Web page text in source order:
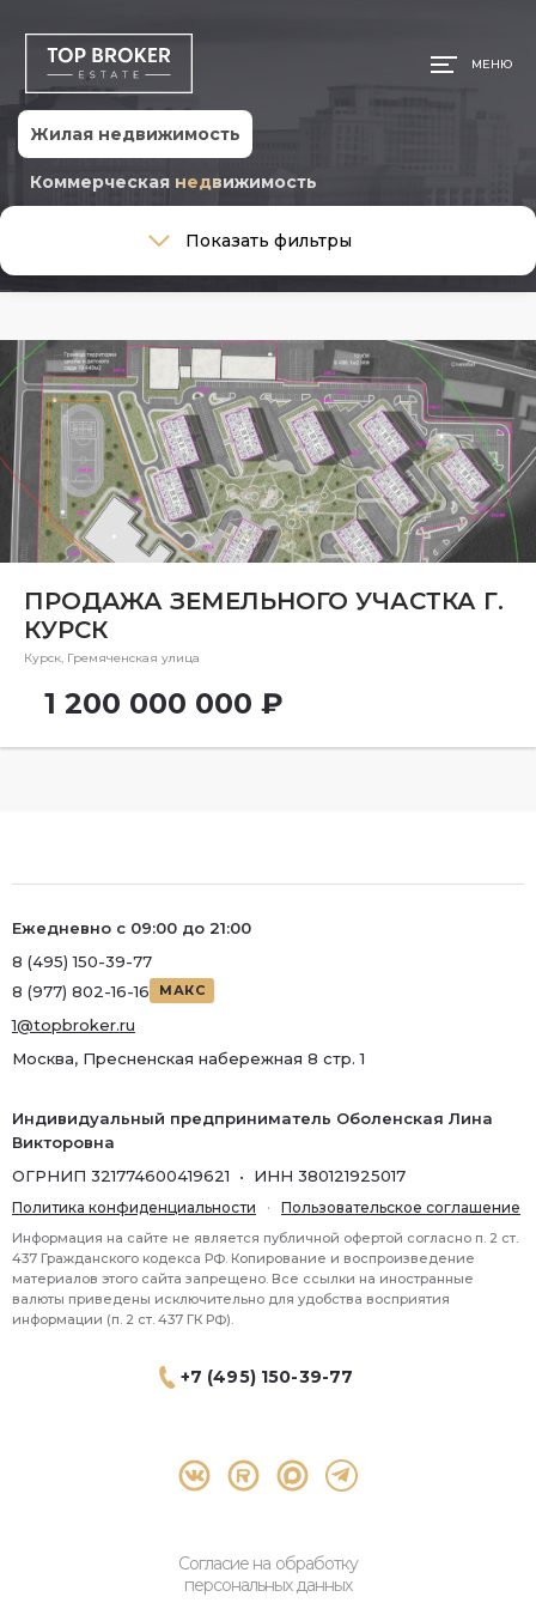
МЕНЮ
Жилая недвижимость
Коммерческая недвижимость
Тип сделки
Тип недвижимости
Общая площадь, м
Ремонт
Ремонт
Район
Район
Метро
Показать фильтры
ПРОДАЖА ЗЕМЕЛЬНОГО УЧАСТКА Г.
КУРСК
Курск, Гремяченская улица
1 200 000 000 ₽
+7 (495) 150-39-77
Согласие на обработку
персональных данных
Ежедневно с 09:00 до 21:00
8 (495) 150-39-77
8 (977) 802-16-16
МАКС
1@topbroker.ru
Москва, Пресненская набережная 8 стр. 1
Индивидуальный предприниматель Оболенская Лина
Викторовна
ОГРНИП 321774600419621 • ИНН 380121925017
Политика конфиденциальности · Пользовательское соглашение
Информация на сайте не является публичной офертой согласно п. 2 ст.
437 Гражданского кодекса РФ. Копирование и воспроизведение
материалов этого сайта запрещено. Все ссылки на иностранные
валюты приведены исключительно для удобства восприятия
информации (п. 2 ст. 437 ГК РФ).